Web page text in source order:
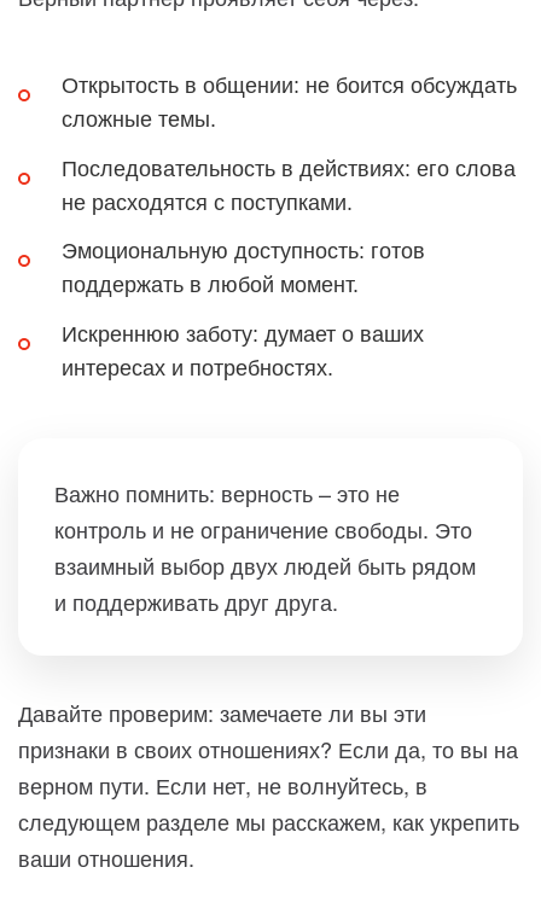
Открытость в общении: не боится обсуждать
сложные темы.
Последовательность в действиях: его слова
не расходятся с поступками.
Эмоциональную доступность: готов
поддержать в любой момент.
Искреннюю заботу: думает о ваших
интересах и потребностях.
Важно помнить: верность – это не
контроль и не ограничение свободы. Это
взаимный выбор двух людей быть рядом
и поддерживать друг друга.
Давайте проверим: замечаете ли вы эти
признаки в своих отношениях? Если да, то вы на
верном пути. Если нет, не волнуйтесь, в
следующем разделе мы расскажем, как укрепить
ваши отношения.